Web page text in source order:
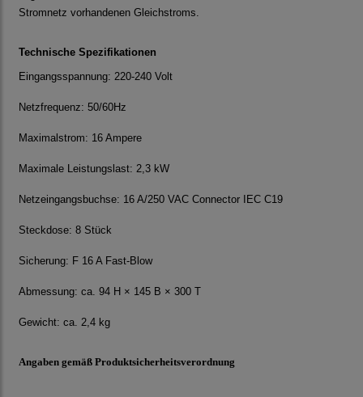
Stromnetz vorhandenen Gleichstroms.
Technische Spezifikationen
Eingangsspannung: 220-240 Volt
Netzfrequenz: 50/60Hz
Maximalstrom: 16 Ampere
Maximale Leistungslast: 2,3 kW
Netzeingangsbuchse: 16 A/250 VAC Connector IEC C19
Steckdose: 8 Stück
Sicherung: F 16 A Fast‐Blow
Abmessung: ca. 94 H × 145 B × 300 T
Gewicht: ca. 2,4 kg
Angaben gemäß Produktsicherheitsverordnung